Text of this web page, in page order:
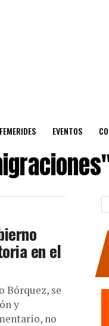
EVENTOS
en el
Bórquez, se
y
no